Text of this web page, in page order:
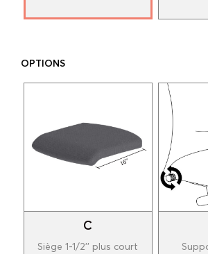
OPTIONS
C
Siège 1-1/2'' plus court